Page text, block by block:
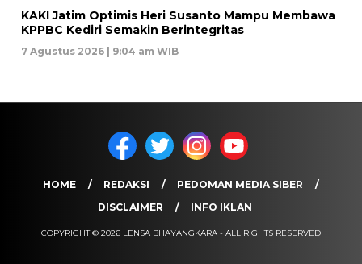
KAKI Jatim Optimis Heri Susanto Mampu Membawa
KPPBC Kediri Semakin Berintegritas
7 Agustus 2026 | 9:04 am WIB
HOME REDAKSI
PEDOMAN MEDIA SIBER
DISCLAIMER
INFO IKLAN
COPYRIGHT © 2026 LENSA BHAYANGKARA - ALL RIGHTS RESERVED